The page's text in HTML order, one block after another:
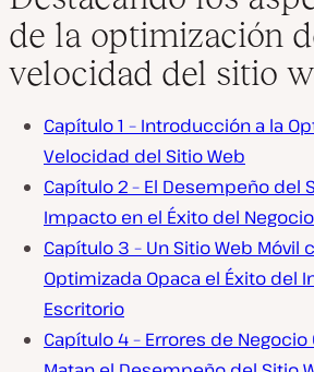
de la optimización
velocidad del sitio
Capítulo 1 – Introducción a la
Velocidad del Sitio Web
Capítulo 2 – El Desempeño del
Impacto en el Éxito del Negocio
Capítulo 3 – Un Sitio Web Móvil
Optimizada Opaca el Éxito del
Escritorio
Capítulo 4 – Errores de